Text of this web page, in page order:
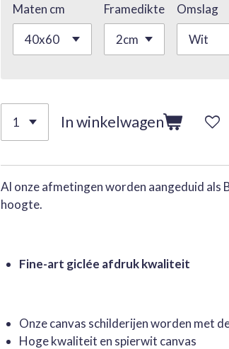
Maten cm Framedikte Omslag
In winkelwagen
Al onze afmetingen worden aangeduid als
hoogte.
Fine-art giclée afdruk kwaliteit
Onze canvas schilderijen worden met
Hoge kwaliteit en spierwit canvas